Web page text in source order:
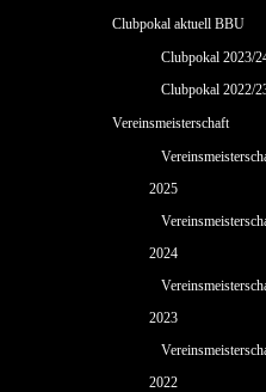
Clubpokal aktuell BBU
Clubpokal 2023/
Clubpokal 2022/
Vereinsmeisterschaft
2025
2024
2023
2022